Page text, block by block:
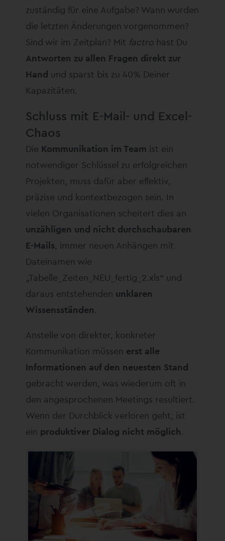
zuständig für eine Aufgabe? Wann wurden
die letzten Änderungen vorgenommen?
Sind wir im Zeitplan? Mit factro hast Du
Antworten zu allen Fragen direkt zur
Hand und sparst bis zu 40% Deiner
Kapazitäten.
Schluss mit E-Mail- und Excel-
Chaos
Die Kommunikation im Team ist ein
notwendiger Schlüssel zu erfolgreichen
Projekten, muss dafür aber effektiv,
präzise und kontextbezogen sein. In
vielen Organisationen scheitert dies an
unzähligen und nicht durchschaubaren
E-Mails, immer neuen Anhängen mit
Dateinamen wie
„Tabelle_Zeiten_NEU_fertig_2.xls“ und
daraus entstehenden unklaren
Wissensständen.
Anstelle von direkter, konkreter
Kommunikation müssen erst alle
Informationen auf den neuesten Stand
gebracht werden, was wiederum oft in
den angesprochenen Meetings resultiert.
Wenn der Durchblick verloren geht, ist
ein produktiver Dialog nicht möglich.